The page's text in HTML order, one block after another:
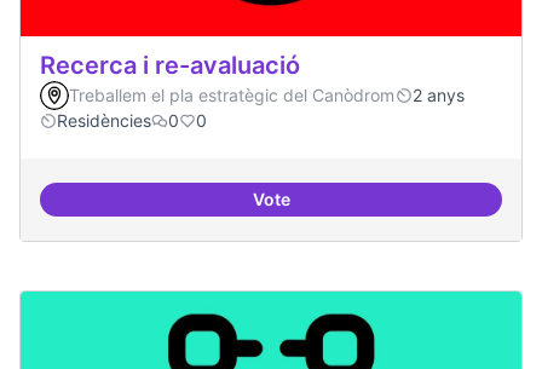
Recerca i re-avaluació
Treballem el pla estratègic del Canòdrom
2 anys
Residències
0 0
VoteRecerca i re-avaluació